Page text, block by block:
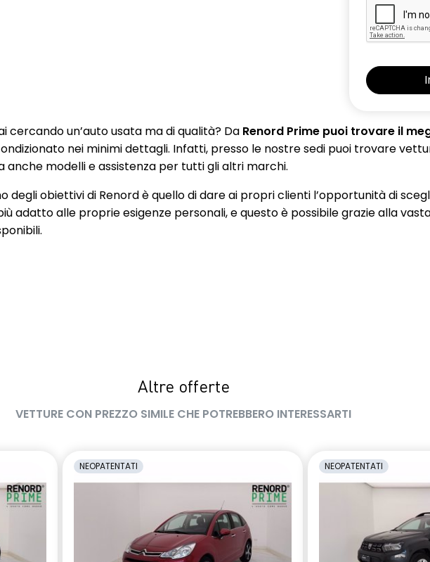
cercando un’auto usata ma di qualità? DaRenord Prime puoi trovare il
nei minimi dettagli. Infatti, presso le nostre sedi puoi trovare
anche modelli e assistenza per tutti gli altri marchi.
degli obiettivi di Renord è quello di dare ai propri clienti l’opportunità di
adatto alle proprie esigenze personali, e questo è possibile grazie alla
Altre offerte
VETTURE CON PREZZO SIMILE CHE POTREBBERO INTERESSARTI
NEOPATENTATI NEOPATENTATI